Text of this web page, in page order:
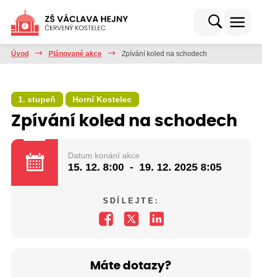
Úvod Plánované akce Zpívání koled na schodech
1. stupeň Horní Kostelec
Zpívání koled na schodech
Datum konání akce
15. 12. 8:00 - 19. 12. 2025 8:05
SDÍLEJTE:
Máte dotazy?